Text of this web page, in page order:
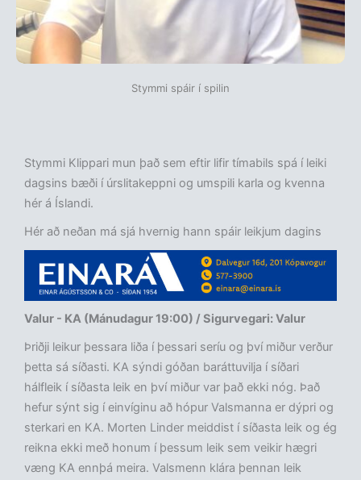
Stymmi spáir í spilin
Stymmi Klippari mun það sem eftir lifir tímabils spá í leiki
dagsins bæði í úrslitakeppni og umspili karla og kvenna
hér á Íslandi.
Hér að neðan má sjá hvernig hann spáir leikjum dagins
Valur - KA (Mánudagur 19:00) / Sigurvegari: Valur
Þriðji leikur þessara liða í þessari seríu og því miður verður
þetta sá síðasti. KA sýndi góðan baráttuvilja í síðari
hálfleik í síðasta leik en því miður var það ekki nóg. Það
hefur sýnt sig í einvíginu að hópur Valsmanna er dýpri og
sterkari en KA. Morten Linder meiddist í síðasta leik og ég
reikna ekki með honum í þessum leik sem veikir hægri
væng KA ennþá meira. Valsmenn klára þennan leik